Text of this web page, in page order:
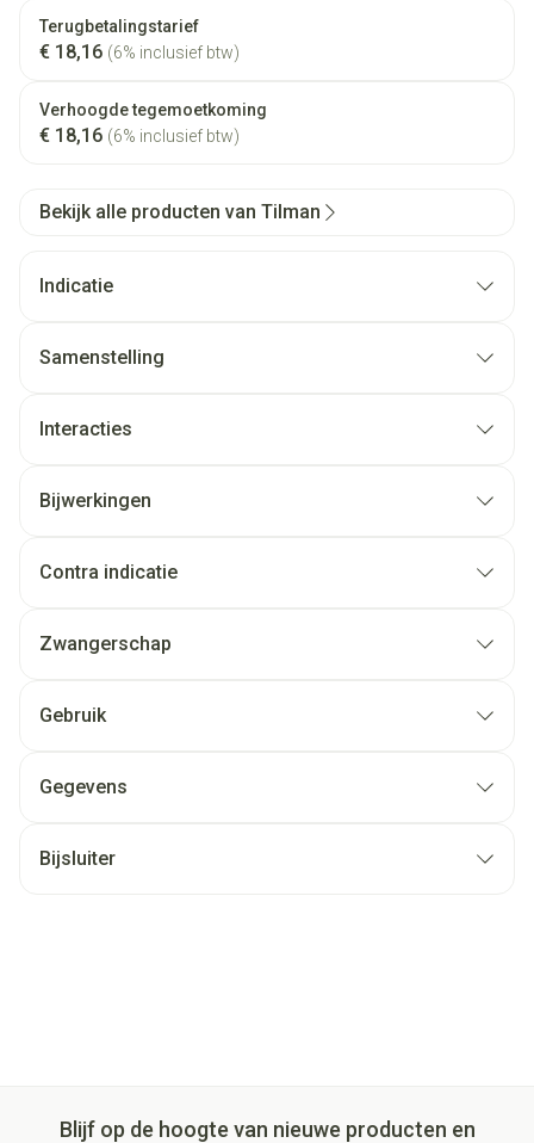
Terugbetalingstarief
€ 18,16 (6% inclusief btw)
Verhoogde tegemoetkoming
€ 18,16 (6% inclusief btw)
Bekijk alle producten van Tilman
Indicatie
Samenstelling
Interacties
Bijwerkingen
Contra indicatie
Zwangerschap
Gebruik
Gegevens
Bijsluiter
Blijf op de hoogte van nieuwe producten en